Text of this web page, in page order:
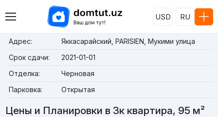
USD RU
Адрес:
Яккасарайский, PARISIEN, Мукими улица
Срок сдачи:
2021-01-01
Отделка:
Черновая
Парковка:
Открытая
Цены и Планировки в 3к квартира, 95 м²